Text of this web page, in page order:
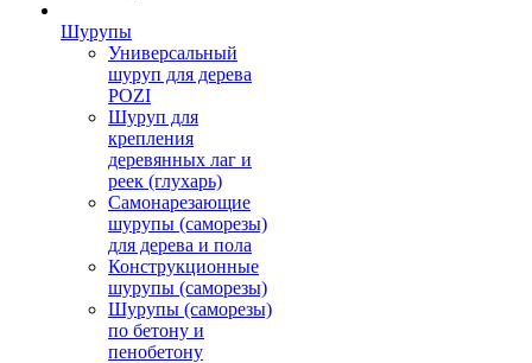
Шурупы
Универсальный
шуруп для дерева
POZI
Шуруп для
крепления
деревянных лаг и
реек (глухарь)
Самонарезающие
шурупы (саморезы)
для дерева и пола
Конструкционные
шурупы (саморезы)
Шурупы (саморезы)
по бетону и
пенобетону